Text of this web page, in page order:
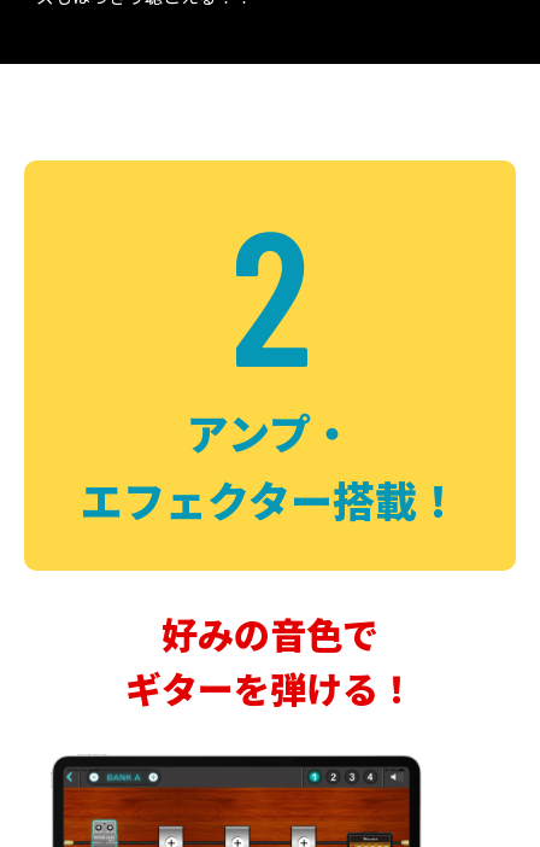
2
アンプ・
エフェクター搭載！
好みの音色で
ギターを弾ける！